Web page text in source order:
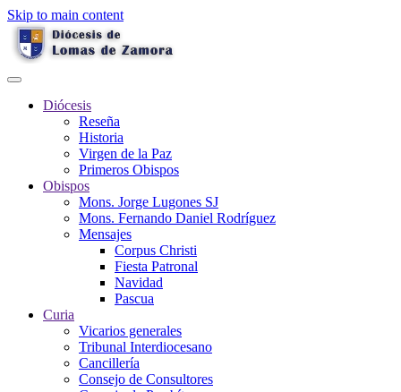
Skip to main content
Diócesis
Reseña
Historia
Virgen de la Paz
Primeros Obispos
Obispos
Mons. Jorge Lugones SJ
Mons. Fernando Daniel Rodríguez
Mensajes
Corpus Christi
Fiesta Patronal
Navidad
Pascua
Curia
Vicarios generales
Tribunal Interdiocesano
Cancillería
Consejo de Consultores